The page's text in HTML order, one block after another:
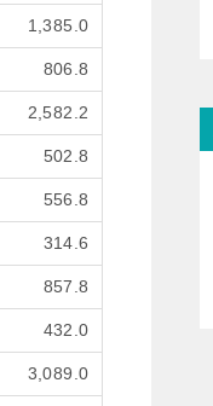
1,385.0
806.8
2,582.2
502.8
556.8
314.6
857.8
432.0
3,089.0